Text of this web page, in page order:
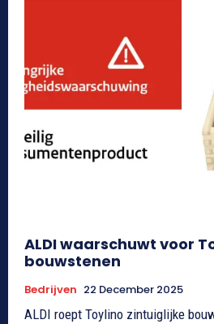
ALDI waarschuwt voor
bouwstenen
Bedrijven 22 December 2025
ALDI roept Toylino zintuiglijke